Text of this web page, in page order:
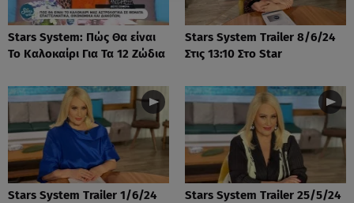
Stars System: Πώς Θα είναι
Το Καλοκαίρι Για Τα 12 Ζώδια
Stars System Trailer 8/6/24
Στις 13:10 Στο Star
Stars System Trailer 1/6/24
Stars System Trailer 25/5/24